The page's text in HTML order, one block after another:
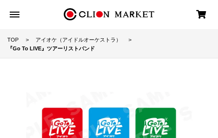
TOP
アイオケ（アイドルオーケストラ）
『Go To LIVE』ツアーリストバンド